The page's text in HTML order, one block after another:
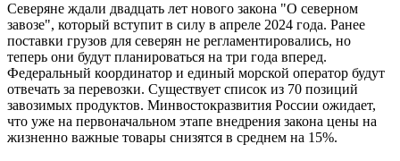
Северяне ждали двадцать лет нового закона "О северном
завозе", который вступит в силу в апреле 2024 года. Ранее
поставки грузов для северян не регламентировались, но
теперь они будут планироваться на три года вперед.
Федеральный координатор и единый морской оператор будут
отвечать за перевозки. Существует список из 70 позиций
завозимых продуктов. Минвостокразвития России ожидает,
что уже на первоначальном этапе внедрения закона цены на
жизненно важные товары снизятся в среднем на 15%.